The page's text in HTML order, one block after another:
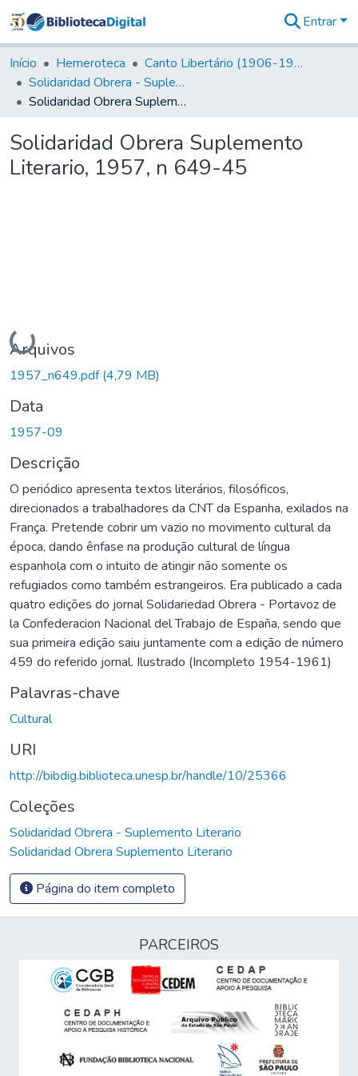
&
Coleções
Tudo na
Biblioteca
Estatísticas
Entrar
Início Hemeroteca
Canto Libertário (1906-1995)
Solidaridad Obrera - Suplemento Literario
Solidaridad Obrera Suplemento Literario, 1957, n 649-45
Solidaridad Obrera Suplemento
Literario, 1957, n 649-45
Carregando...
Arquivos
1957_n649.pdf(4,79 MB)
Data
1957-09
Descrição
O periódico apresenta textos literários, filosóficos,
direcionados a trabalhadores da CNT da Espanha, exilados na
França. Pretende cobrir um vazio no movimento cultural da
época, dando ênfase na produção cultural de língua
espanhola com o intuito de atingir não somente os
refugiados como também estrangeiros. Era publicado a cada
quatro edições do jornal Solidariedad Obrera - Portavoz de
la Confederacion Nacional del Trabajo de España, sendo que
sua primeira edição saiu juntamente com a edição de número
459 do referido jornal. Ilustrado (Incompleto 1954-1961)
Palavras-chave
Cultural
URI
http://bibdig.biblioteca.unesp.br/handle/10/25366
Coleções
Solidaridad Obrera - Suplemento Literario
Solidaridad Obrera Suplemento Literario
Página do item completo
PARCEIROS